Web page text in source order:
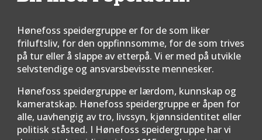
Hønefoss speidergruppe er for de som liker
friluftsliv, for den oppfinnsomme, for de som trives
på tur eller å slappe av etterpå. Vi er med på utvikle
selvstendige og ansvarsbevisste mennesker.
Hønefoss speidergruppe er lærdom, kunnskap og
kameratskap. Hønefoss speidergruppe er åpen for
alle, uavhengig av tro, livssyn, kjønnsidentitet eller
politisk ståsted. I Hønefoss speidergruppe har vi